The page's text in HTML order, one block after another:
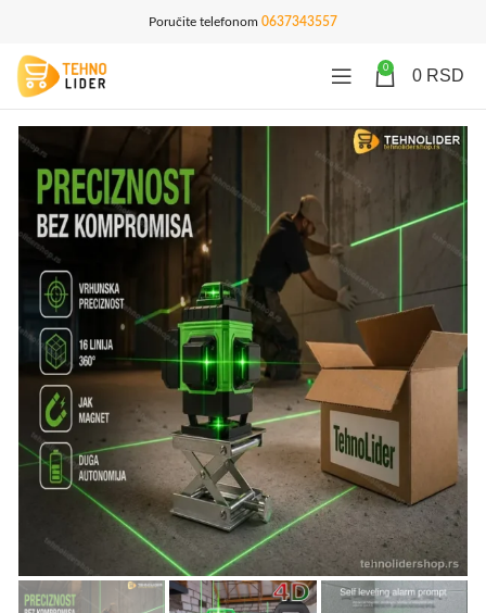
Poručite telefonom 0637343557
0 0 RSD